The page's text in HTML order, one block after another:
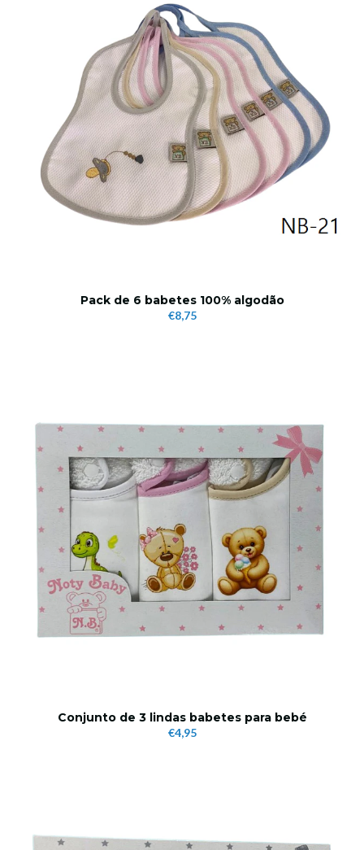
Pack de 6 babetes 100% algodão
€8,75
Conjunto de 3 lindas babetes para bebé
€4,95